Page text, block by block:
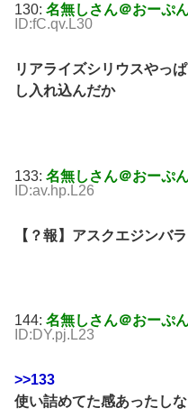
130: 名無しさん＠おーぷ
ID:fC.qv.L30
リアライズシリウスやっ
し入れ込んだか
133: 名無しさん＠おーぷ
ID:av.hp.L26
【？報】アスクエジンバ
144: 名無しさん＠おーぷ
ID:DY.pj.L23
>>133
使い詰めてた感あったし